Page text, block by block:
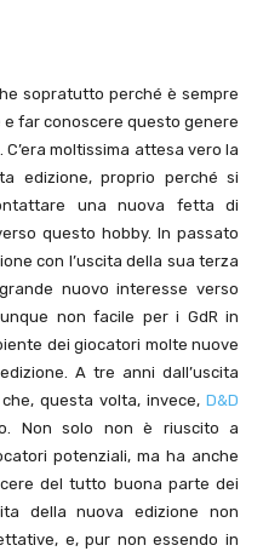
sopratutto perché è sempre
far conoscere questo genere
C’era moltissima attesa vero la
edizione, proprio perché si
una nuova fetta di
questo hobby. In passato
con l’uscita della sua terza
nuovo interesse verso
non facile per i GdR in
dei giocatori molte nuove
A tre anni dall’uscita
questa volta, invece, D&D
Non solo non è riuscito a
potenziali, ma ha anche
del tutto buona parte dei
della nuova edizione non
e, pur non essendo in